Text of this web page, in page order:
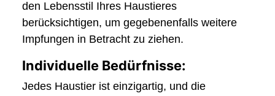
den Lebensstil Ihres Haustieres
berücksichtigen, um gegebenenfalls weitere
Impfungen in Betracht zu ziehen.
Individuelle Bedürfnisse:
Jedes Haustier ist einzigartig, und die